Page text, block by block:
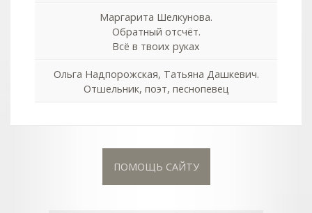
Маргарита Шелкунова.
Обратный отсчёт.
Всё в твоих руках
Ольга Надпорожская, Татьяна Дашкевич.
Отшельник, поэт, песнопевец
ПОМОЩЬ САЙТУ